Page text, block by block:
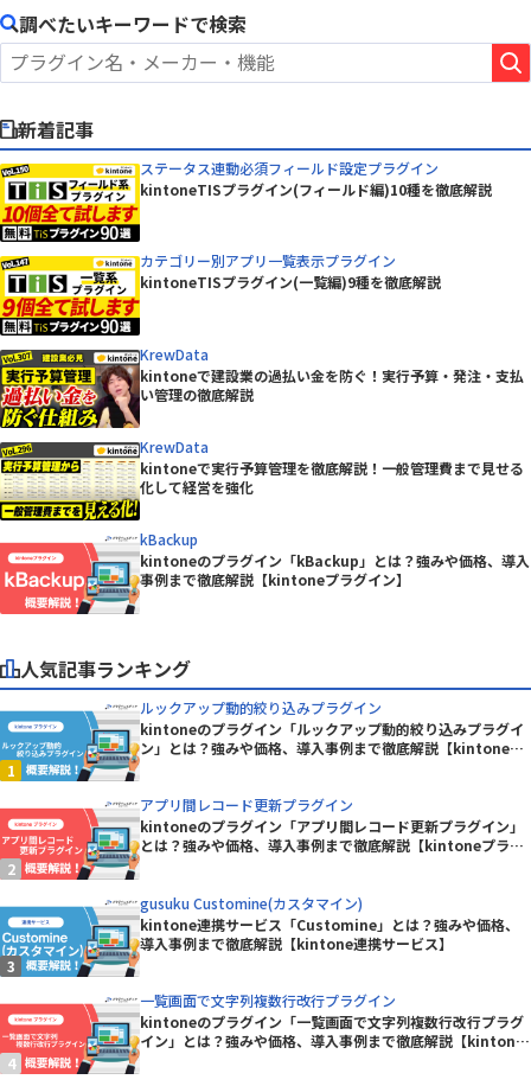
調べたいキーワードで検索
新着記事
ステータス連動必須フィールド設定プラグイン
kintoneTISプラグイン(フィールド編)10種を徹底解説
カテゴリー別アプリ一覧表示プラグイン
kintoneTISプラグイン(一覧編)9種を徹底解説
KrewData
kintoneで建設業の過払い金を防ぐ！実行予算・発注・支払
い管理の徹底解説
KrewData
kintoneで実行予算管理を徹底解説！一般管理費まで見せる
化して経営を強化
kBackup
kintoneのプラグイン「kBackup」とは？強みや価格、導入
事例まで徹底解説【kintoneプラグイン】
人気記事ランキング
ルックアップ動的絞り込みプラグイン
kintoneのプラグイン「ルックアップ動的絞り込みプラグイ
ン」とは？強みや価格、導入事例まで徹底解説【kintoneプ
アプリ間レコード更新プラグイン
kintoneのプラグイン「アプリ間レコード更新プラグイン」
とは？強みや価格、導入事例まで徹底解説【kintoneプラグ
gusuku Customine(カスタマイン)
kintone連携サービス「Customine」とは？強みや価格、
導入事例まで徹底解説【kintone連携サービス】
一覧画面で文字列複数行改行プラグイン
kintoneのプラグイン「一覧画面で文字列複数行改行プラグ
イン」とは？強みや価格、導入事例まで徹底解説【kintone